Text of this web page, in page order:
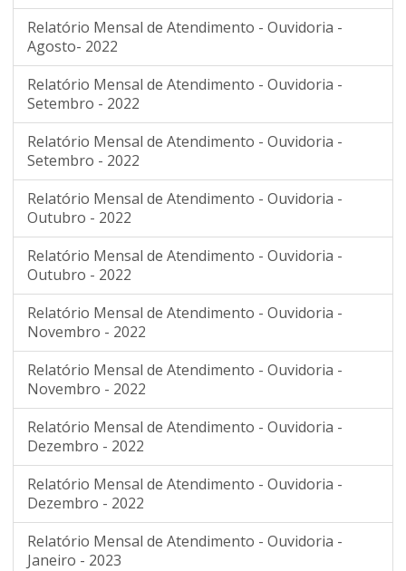
Relatório Mensal de Atendimento - Ouvidoria -
Agosto- 2022
Relatório Mensal de Atendimento - Ouvidoria -
Setembro - 2022
Relatório Mensal de Atendimento - Ouvidoria -
Setembro - 2022
Relatório Mensal de Atendimento - Ouvidoria -
Outubro - 2022
Relatório Mensal de Atendimento - Ouvidoria -
Outubro - 2022
Relatório Mensal de Atendimento - Ouvidoria -
Novembro - 2022
Relatório Mensal de Atendimento - Ouvidoria -
Novembro - 2022
Relatório Mensal de Atendimento - Ouvidoria -
Dezembro - 2022
Relatório Mensal de Atendimento - Ouvidoria -
Dezembro - 2022
Relatório Mensal de Atendimento - Ouvidoria -
Janeiro - 2023